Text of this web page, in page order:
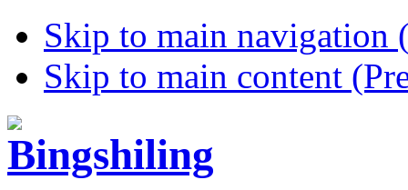
Skip to main navigation
Skip to main content